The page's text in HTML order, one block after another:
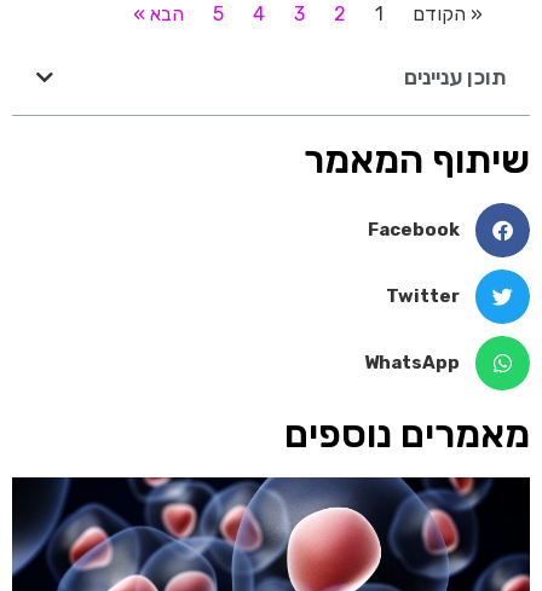
« הקודם 1
2
3
4
5 הבא »
תוכן עניינים
שיתוף המאמר
Facebook
Twitter
WhatsApp
מאמרים נוספים